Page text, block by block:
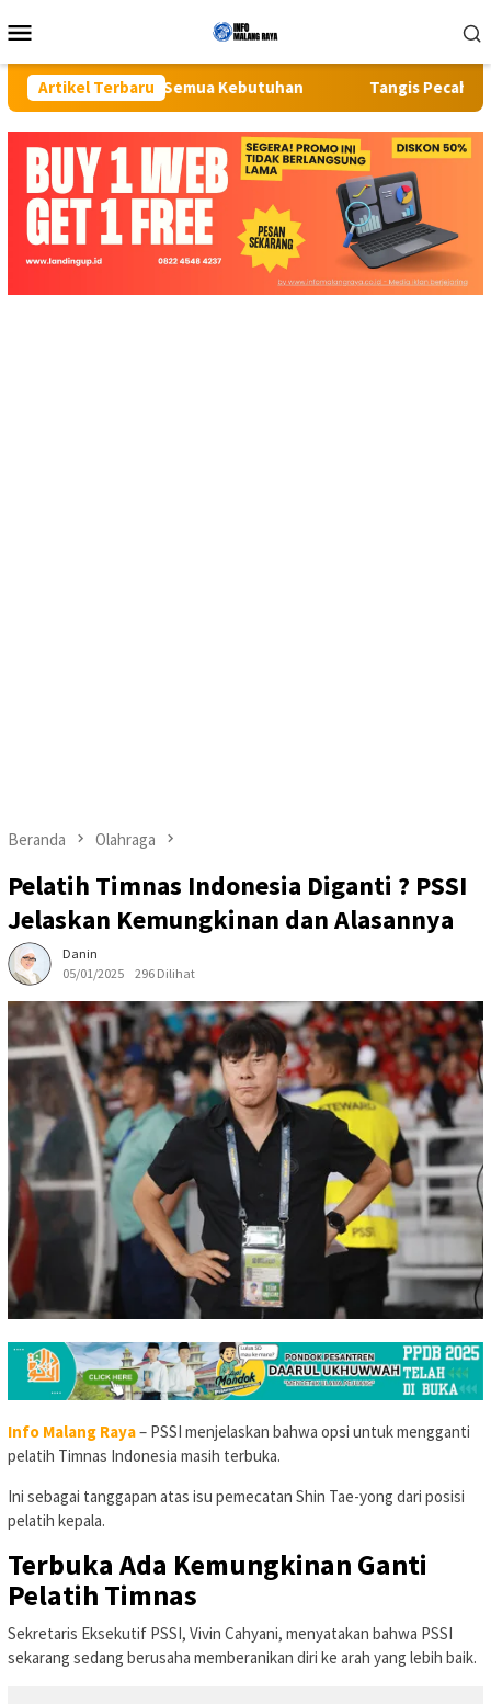
ke
Mobile
Artikel Terbaru
Semua Kebutuhan Tangis Pecah di Pasar Kaget
Beranda Olahraga
Pelatih Timnas Indonesia Diganti ? PSSI
Jelaskan Kemungkinan dan Alasannya
Danin
05/01/2025
296 Dilihat
Info Malang Raya– PSSI menjelaskan bahwa opsi untuk mengganti
pelatih Timnas Indonesia masih terbuka.
Ini sebagai tanggapan atas isu pemecatan Shin Tae-yong dari posisi
pelatih kepala.
Terbuka Ada Kemungkinan Ganti
Pelatih Timnas
Sekretaris Eksekutif PSSI, Vivin Cahyani, menyatakan bahwa PSSI
sekarang sedang berusaha memberanikan diri ke arah yang lebih baik.